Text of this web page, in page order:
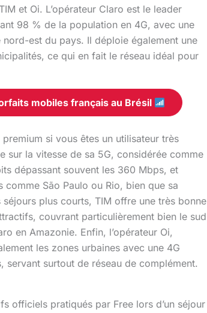
et Oi. L’opérateur Claro est le leader
98 % de la population en 4G, avec une
est du pays. Il déploie également une
ce qui en fait le réseau idéal pour
mobiles français au Brésil
si vous êtes un utilisateur très
sur la vitesse de sa 5G, considérée comme
dépassant souvent les 360 Mbps, et
São Paulo ou Rio, bien que sa
plus courts, TIM offre une très bonne
couvrant particulièrement bien le sud
en Amazonie. Enfin, l’opérateur Oi,
les zones urbaines avec une 4G
servant surtout de réseau de complément.
officiels pratiqués par Free lors d’un séjour